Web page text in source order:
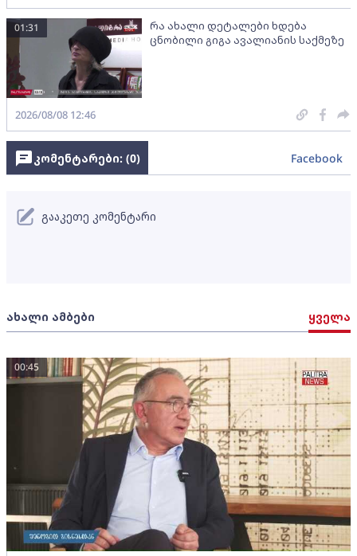
რა ახალი დეტალები ხდება
ცნობილი გიგა ავალიანის საქმეზე
01:31
2026/08/08 12:46
ახალი ამბები ყველა
00:45
კომენტარები: (0) Facebook
გააკეთე კომენტარი